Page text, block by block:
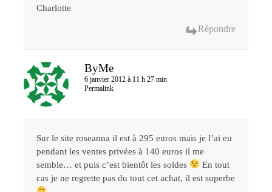
Charlotte
Répondre
ByMe
6 janvier 2012 à 11 h 27 min
Permalink
Sur le site roseanna il est à 295 euros mais je l’ai eu
pendant les ventes privées à 140 euros il me
semble… et puis c’est bientôt les soldes
En tout
cas je ne regrette pas du tout cet achat, il est superbe